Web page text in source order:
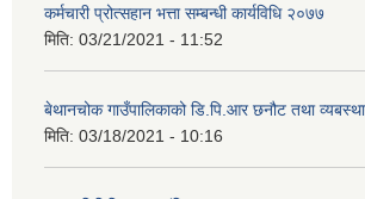
कर्मचारी प्रोत्सहान भत्ता सम्बन्धी कार्यविधि २०७७
मिति: 03/21/2021 - 11:52
बेथानचोक गाउँपालिकाको डि.पि.आर छनौट तथा
मिति: 03/18/2021 - 10:16